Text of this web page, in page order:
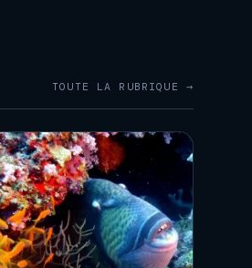
TOUTE LA RUBRIQUE →